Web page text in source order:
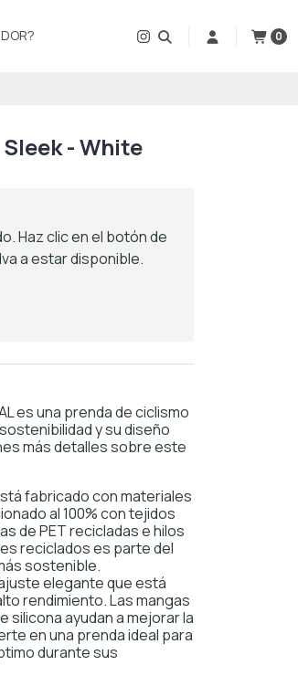
0
- White
Haz clic en el botón de
a estar disponible.
es una prenda de ciclismo
y su diseño
más detalles sobre este
fabricado con materiales
al 100% con tejidos
de PET recicladas e hilos
reciclados es parte del
sostenible.
elegante que está
rendimiento. Las mangas
silicona ayudan a mejorar la
en una prenda ideal para
durante sus